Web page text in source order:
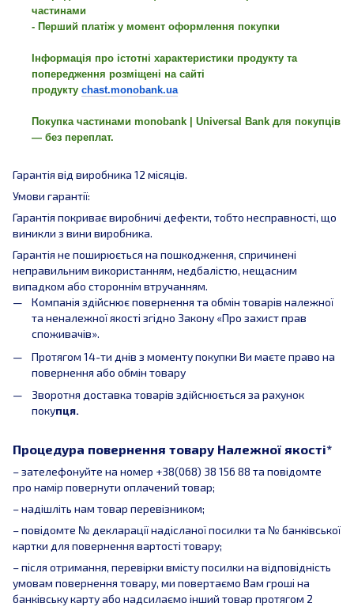
частинами
- Перший платіж у момент оформлення покупки
Інформація про істотні характеристики продукту та
попередження розміщені на сайті
продукту chast.monobank.ua
Покупка частинами monobank | Universal Bank для покупців
— без переплат.
Гарантія від виробника 12 місяців.
Умови гарантії:
Гарантія покриває виробничі дефекти, тобто несправності, що
виникли з вини виробника.
Гарантія не поширюється на пошкодження, спричинені
неправильним використанням, недбалістю, нещасним
випадком або стороннім втручанням.
Компанія здійснює повернення та обмін товарів належної
та неналежної якості згідно Закону «Про захист прав
споживачів».
Протягом 14-ти днів з моменту покупки Ви маєте право на
повернення або обмін товару
Зворотня доставка товарів здійснюється за рахунок
покупця.
Процедура повернення товару Належної якості*
– зателефонуйте на номер +38(068) 38 156 88 та повідомте
про намір повернути оплачений товар;
– надішліть нам товар перевізником;
– повідомте № декларації надісланої посилки та № банківської
картки для повернення вартості товару;
– після отримання, перевірки вмісту посилки на відповідність
умовам повернення товару, ми повертаємо Вам гроші на
банківську карту або надсилаємо інший товар протягом 2